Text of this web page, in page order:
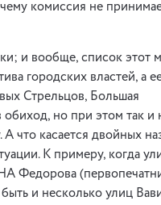
комиссия не
и вообще, список этот
городских властей, а
Стрельцов, Большая
обиход, но при этом так и
что касается двойных
К примеру, когда
Федорова
и несколько улиц